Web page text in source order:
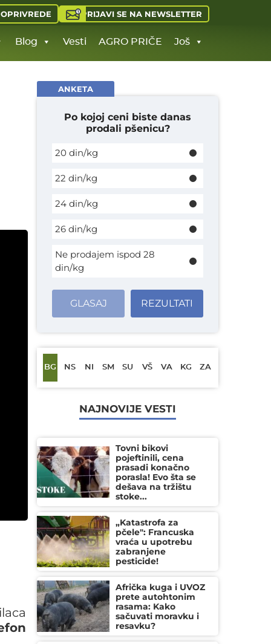
PRIJAVI SE NA NEWSLETTER
Blog Vesti AGRO PRIČE Još
ANKETA
Po kojoj ceni biste danas
prodali pšenicu?
20 din/kg
22 din/kg
24 din/kg
26 din/kg
Ne prodajem ispod 28
din/kg
GLASAJ REZULTATI
BG NS NI SM SU VŠ VA KG ZA
NAJNOVIJE VESTI
Tovni bikovi
pojeftinili, cena
prasadi konačno
porasla! Evo šta se
dešava na tržištu
stoke...
„Katastrofa za
pčele": Francuska
vraća u upotrebu
zabranjene
pesticide!
Afrička kuga i UVOZ
prete autohtonim
rasama: Kako
sačuvati moravku i
resavku?